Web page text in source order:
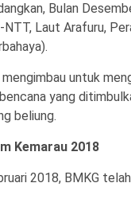
Bulan
Laut Arafuru,
untuk
yang
beliung.
Kemarau 2018
2018, BMKG